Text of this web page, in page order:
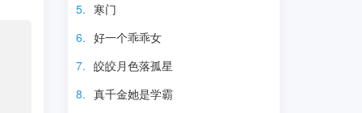
热门短剧
5. 寒门
6. 好一个乖乖女
7. 皎皎月色落孤星
8. 真千金她是学霸